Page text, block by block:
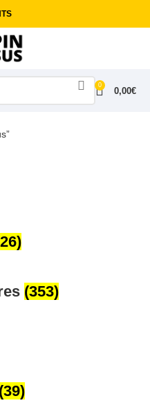
0
0,00€
(353)
(39)